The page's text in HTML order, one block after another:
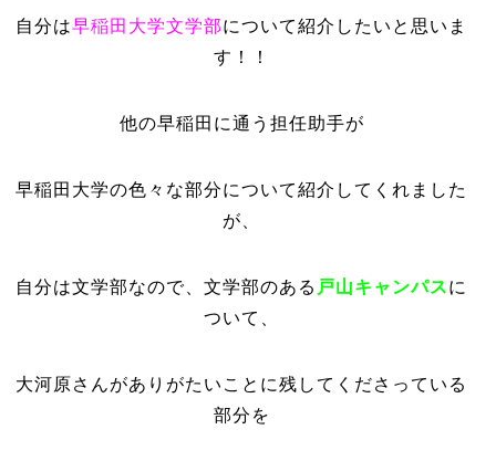
自分は早稲田大学文学部について紹介したいと思いま
す！！
他の早稲田に通う担任助手が
早稲田大学の色々な部分について紹介してくれました
が、
自分は文学部なので、文学部のある 戸山キャンパスに
ついて、
大河原さんがありがたいことに残してくださっている
部分を